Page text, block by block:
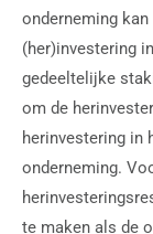
onderneming
(her)investering
gedeeltelijke
om de
herinvestering in
onderneming.
te maken als de